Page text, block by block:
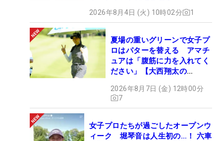
2026年8月4日 (火) 10時02分 1
夏場の重いグリーンで女子プ
ロはパターを替える アマチ
ュアは「腹筋に力を入れてく
ださい」【大西翔太の
2026年8月7日 (金) 12時00分
7
女子プロたちが過ごしたオープンウ
ィーク 堀琴音は人生初の…！ 六車